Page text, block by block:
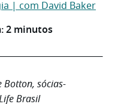
| com David Baker
2 minutos
Botton, sócias-
Brasil